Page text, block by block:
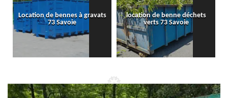
Location de bennes à gravats
73 Savoie
location de benne déchets
verts 73 Savoie